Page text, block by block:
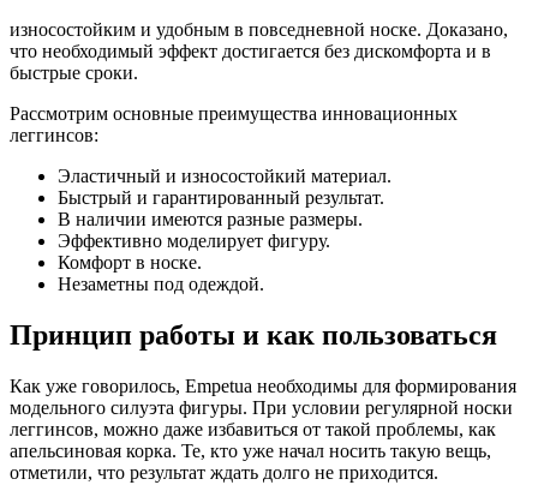
износостойким и удобным в повседневной носке. Доказано,
что необходимый эффект достигается без дискомфорта и в
быстрые сроки.
Рассмотрим основные преимущества инновационных
леггинсов:
Эластичный и износостойкий материал.
Быстрый и гарантированный результат.
В наличии имеются разные размеры.
Эффективно моделирует фигуру.
Комфорт в носке.
Незаметны под одеждой.
Принцип работы и как пользоваться
Как уже говорилось, Empetua необходимы для формирования
модельного силуэта фигуры. При условии регулярной носки
леггинсов, можно даже избавиться от такой проблемы, как
апельсиновая корка. Те, кто уже начал носить такую вещь,
отметили, что результат ждать долго не приходится.